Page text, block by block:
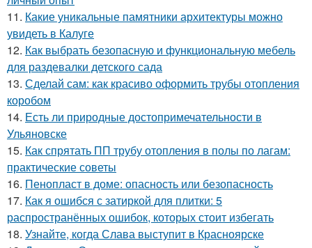
11. Какие уникальные памятники архитектуры можно
увидеть в Калуге
12. Как выбрать безопасную и функциональную мебель
для раздевалки детского сада
13. Сделай сам: как красиво оформить трубы отопления
коробом
14. Есть ли природные достопримечательности в
Ульяновске
15. Как спрятать ПП трубу отопления в полы по лагам:
практические советы
16. Пенопласт в доме: опасность или безопасность
17. Как я ошибся с затиркой для плитки: 5
распространённых ошибок, которых стоит избегать
18. Узнайте, когда Слава выступит в Красноярске